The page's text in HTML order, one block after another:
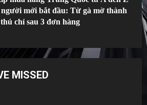
Dẫn Tạo Tài Khoản Và Tự Đặt
Trung Quốc Không Sợ Bị Khóa Nick
order Taobao.
MISSED